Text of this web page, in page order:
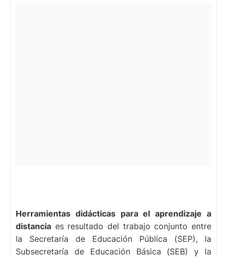
Herramientas didácticas para el aprendizaje a
distancia es resultado del trabajo conjunto entre
la Secretaría de Educación Pública (SEP), la
Subsecretaría de Educación Básica (SEB) y la